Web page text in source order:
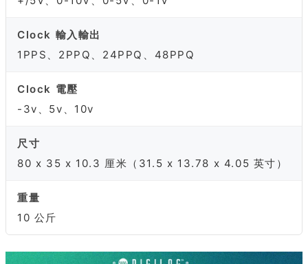
Clock 輸入輸出
1PPS、2PPQ、24PPQ、48PPQ
Clock 電壓
-3v、5v、10v
尺寸
80 x 35 x 10.3 厘米（31.5 x 13.78 x 4.05 英寸）
重量
10 公斤